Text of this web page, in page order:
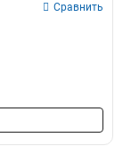
Сравнить